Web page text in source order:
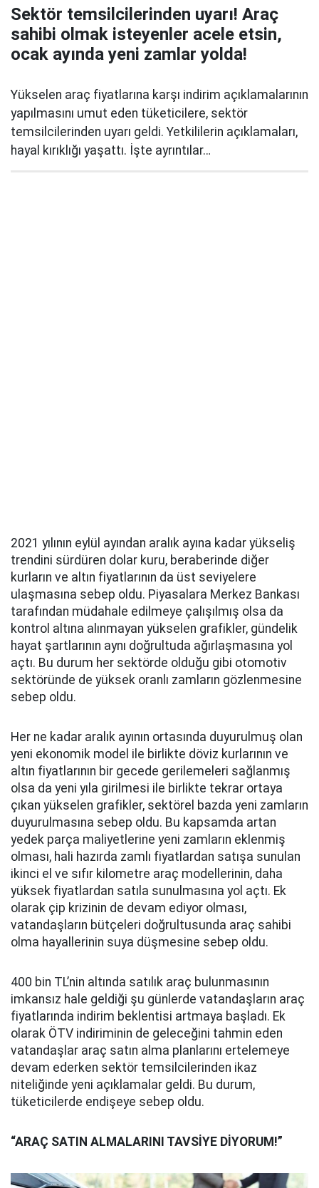
Sektör temsilcilerinden uyarı! Araç
sahibi olmak isteyenler acele etsin,
ocak ayında yeni zamlar yolda!
Yükselen araç fiyatlarına karşı indirim açıklamalarının
yapılmasını umut eden tüketicilere, sektör
temsilcilerinden uyarı geldi. Yetkililerin açıklamaları,
hayal kırıklığı yaşattı. İşte ayrıntılar…
2021 yılının eylül ayından aralık ayına kadar yükseliş
trendini sürdüren dolar kuru, beraberinde diğer
kurların ve altın fiyatlarının da üst seviyelere
ulaşmasına sebep oldu. Piyasalara Merkez Bankası
tarafından müdahale edilmeye çalışılmış olsa da
kontrol altına alınmayan yükselen grafikler, gündelik
hayat şartlarının aynı doğrultuda ağırlaşmasına yol
açtı. Bu durum her sektörde olduğu gibi otomotiv
sektöründe de yüksek oranlı zamların gözlenmesine
sebep oldu.
Her ne kadar aralık ayının ortasında duyurulmuş olan
yeni ekonomik model ile birlikte döviz kurlarının ve
altın fiyatlarının bir gecede gerilemeleri sağlanmış
olsa da yeni yıla girilmesi ile birlikte tekrar ortaya
çıkan yükselen grafikler, sektörel bazda yeni zamların
duyurulmasına sebep oldu. Bu kapsamda artan
yedek parça maliyetlerine yeni zamların eklenmiş
olması, hali hazırda zamlı fiyatlardan satışa sunulan
ikinci el ve sıfır kilometre araç modellerinin, daha
yüksek fiyatlardan satıla sunulmasına yol açtı. Ek
olarak çip krizinin de devam ediyor olması,
vatandaşların bütçeleri doğrultusunda araç sahibi
olma hayallerinin suya düşmesine sebep oldu.
400 bin TL’nin altında satılık araç bulunmasının
imkansız hale geldiği şu günlerde vatandaşların araç
fiyatlarında indirim beklentisi artmaya başladı. Ek
olarak ÖTV indiriminin de geleceğini tahmin eden
vatandaşlar araç satın alma planlarını ertelemeye
devam ederken sektör temsilcilerinden ikaz
niteliğinde yeni açıklamalar geldi. Bu durum,
tüketicilerde endişeye sebep oldu.
“ARAÇ SATIN ALMALARINI TAVSİYE DİYORUM!”